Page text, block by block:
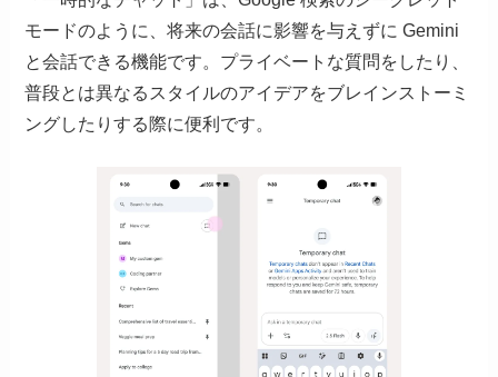
モードのように、将来の会話に影響を与えずに Gemini
と会話できる機能です。プライベートな質問をしたり、
普段とは異なるスタイルのアイデアをブレインストーミ
ングしたりする際に便利です。